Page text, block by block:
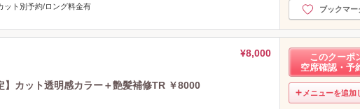
ット別予約/ロング料金有 ブックマー
¥8,000
】カット透明感カラー＋艶髪補修TR ￥8000
このクーポ
空席確認・予
メニューを追加